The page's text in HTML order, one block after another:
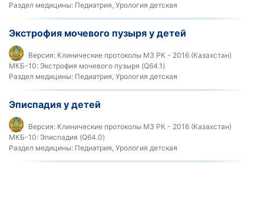
Раздел медицины: Педиатрия, Урология детская
Экстрофия мочевого пузыря у детей
Версия: Клинические протоколы МЗ РК - 2016 (Казахстан)
МКБ-10: Экстрофия мочевого пузыря (Q64.1)
Раздел медицины: Педиатрия, Урология детская
Эписпадия у детей
Версия: Клинические протоколы МЗ РК - 2016 (Казахстан)
МКБ-10: Эписпадия (Q64.0)
Раздел медицины: Педиатрия, Урология детская